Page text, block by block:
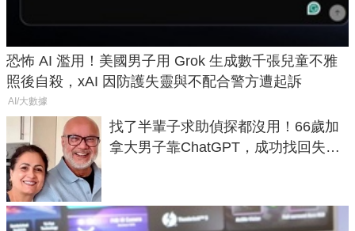
恐怖 AI 濫用！美國男子用 Grok 生成數千張兒童不雅
照後自殺，xAI 因防護失靈與不配合警方遭起訴
AI/大數據
找了半輩子求助偵探都沒用！66歲加
拿大男子靠ChatGPT，成功找回失散